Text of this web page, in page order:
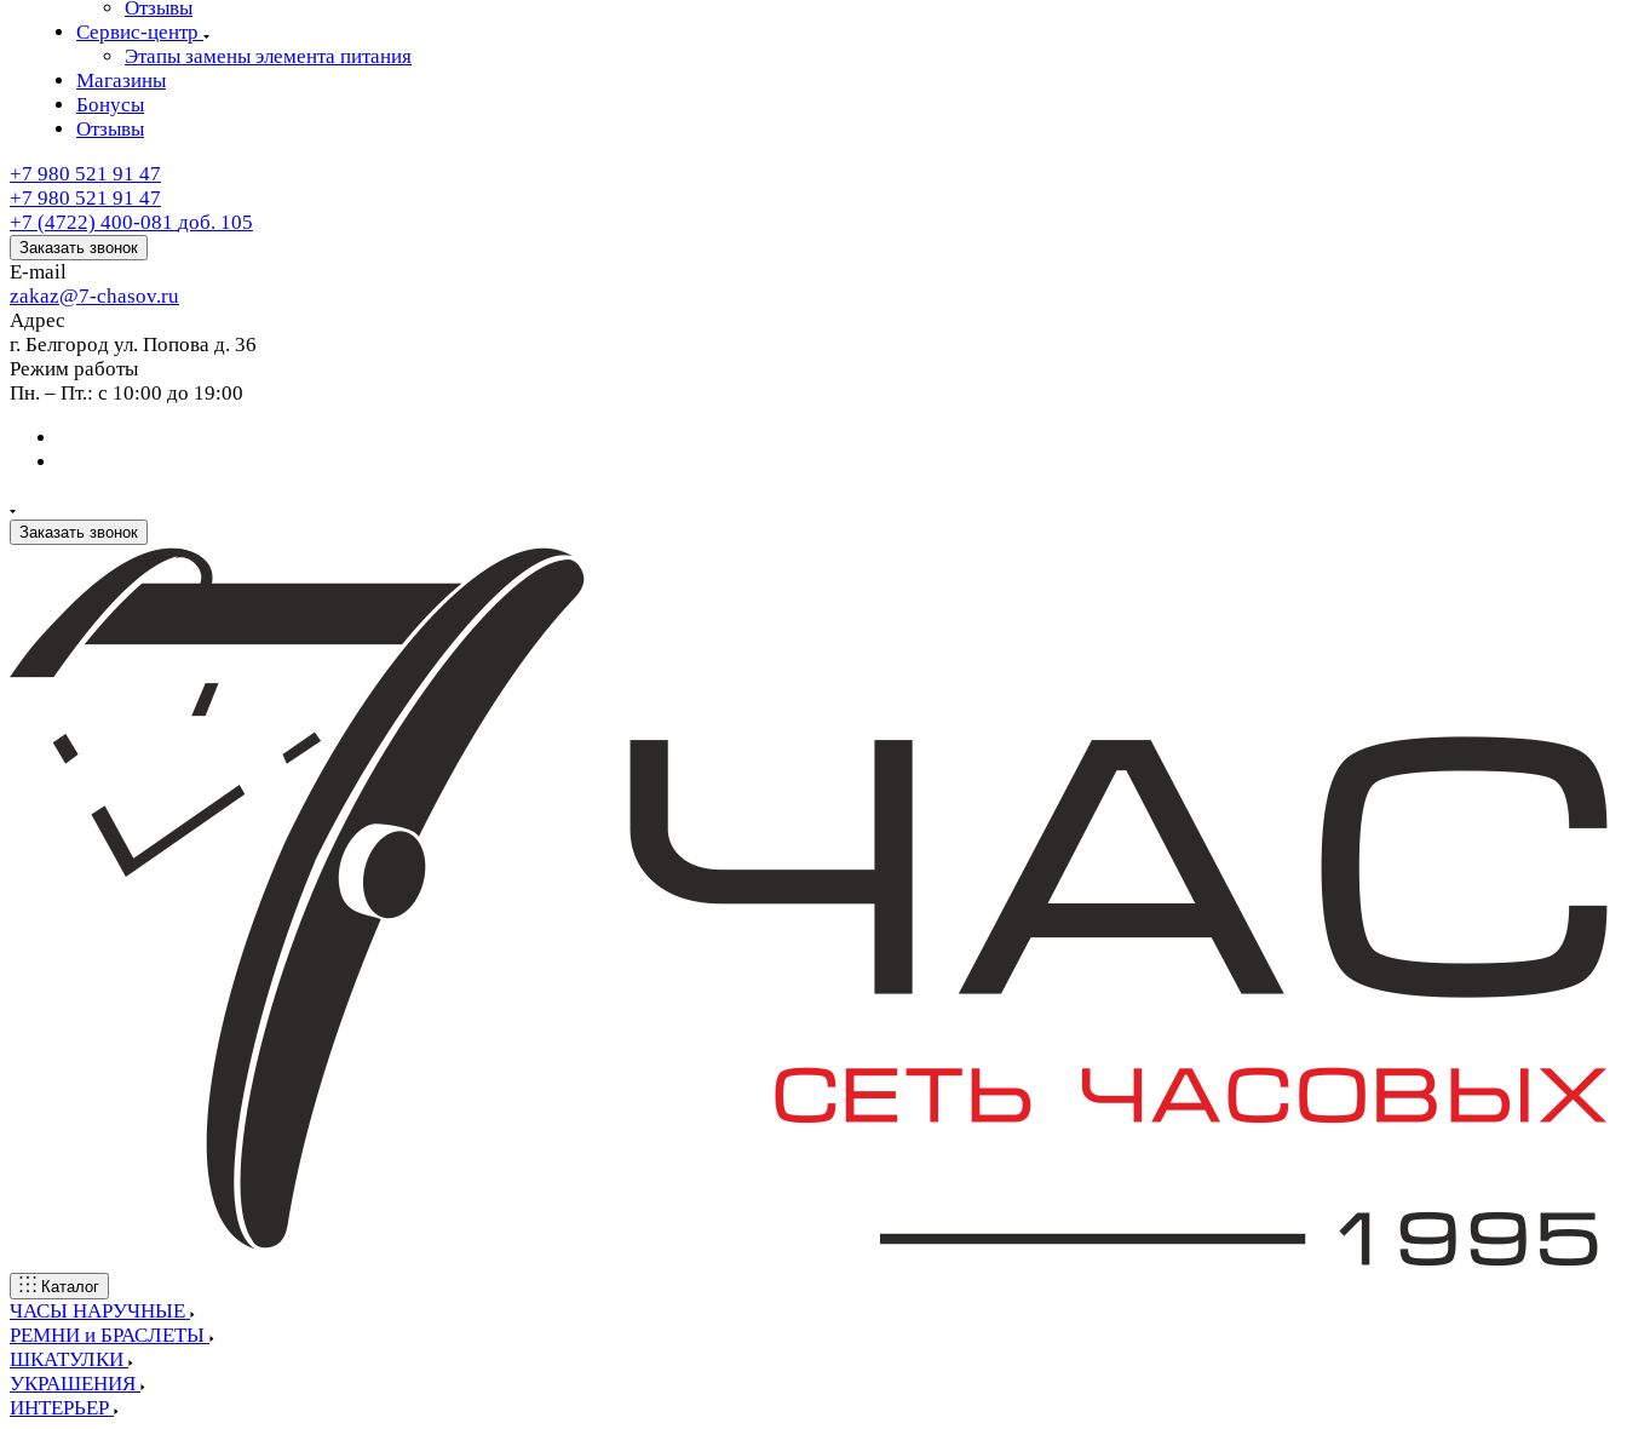
Отзывы
Сервис-центр
Этапы замены элемента питания
Магазины
Бонусы
Отзывы
+7 980 521 91 47
+7 980 521 91 47
+7 (4722) 400-081 доб. 105
Заказать звонок
E-mail
zakaz@7-chasov.ru
Адрес
г. Белгород ул. Попова д. 36
Режим работы
Пн. – Пт.: с 10:00 до 19:00
Заказать звонок
Каталог
ЧАСЫ НАРУЧНЫЕ
РЕМНИ и БРАСЛЕТЫ
ШКАТУЛКИ
УКРАШЕНИЯ
ИНТЕРЬЕР